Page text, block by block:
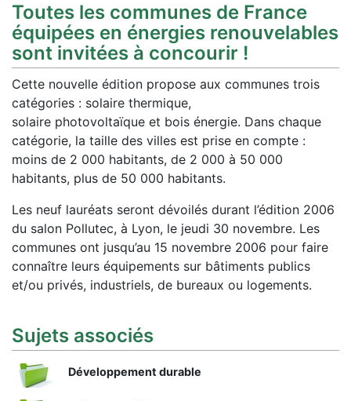
Toutes les communes de France
équipées en énergies renouvelables
sont invitées à concourir !
Cette nouvelle édition propose aux communes trois
catégories : solaire thermique,
solaire photovoltaïque et bois énergie. Dans chaque
catégorie, la taille des villes est prise en compte :
moins de 2 000 habitants, de 2 000 à 50 000
habitants, plus de 50 000 habitants.
Les neuf lauréats seront dévoilés durant l’édition 2006
du salon Pollutec, à Lyon, le jeudi 30 novembre. Les
communes ont jusqu’au 15 novembre 2006 pour faire
connaître leurs équipements sur bâtiments publics
et/ou privés, industriels, de bureaux ou logements.
Sujets associés
Développement durable